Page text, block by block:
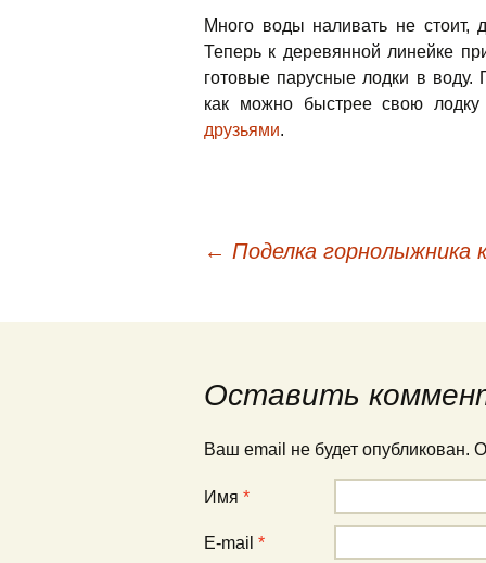
Много воды наливать не стоит,
Теперь к деревянной линейке
готовые парусные лодки в воду.
как можно быстрее свою лодку
друзьями.
Навигация по
← Поделка горнолыжника
Оставить
Ваш email не будет опубликован.
Имя *
E-mail *